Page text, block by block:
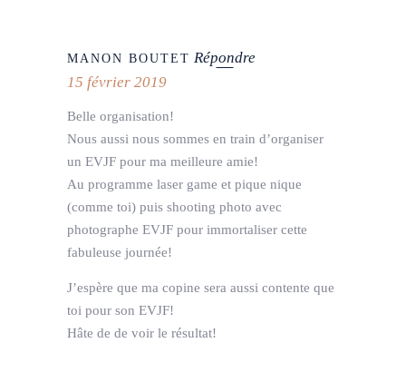
MANON BOUTET Répondre
15 février 2019
Belle organisation!
Nous aussi nous sommes en train d’organiser
un EVJF pour ma meilleure amie!
Au programme laser game et pique nique
(comme toi) puis shooting photo avec
photographe EVJF pour immortaliser cette
fabuleuse journée!
J’espère que ma copine sera aussi contente que
toi pour son EVJF!
Hâte de de voir le résultat!